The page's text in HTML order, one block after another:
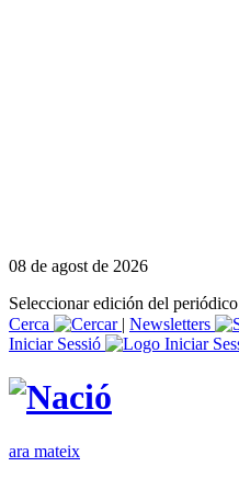
08 de agost de 2026
Seleccionar edición del periódico
Cerca
| Newsletters
Iniciar Sessió
ara mateix